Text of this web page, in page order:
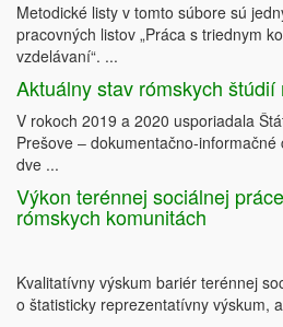
Metodické listy v tomto súbore sú
pracovných listov „Práca s triednym
vzdelávaní“. ...
Aktuálny stav rómskych štúdií
V rokoch 2019 a 2020 usporiadala
Prešove ‒ dokumentačno-
dve ...
Výkon terénnej sociálnej
rómskych komunitách
Kvalitatívny výskum bariér terénnej
o štatisticky reprezentatívny výskum,